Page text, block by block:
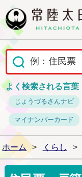
よく検索される言葉
じょうづるさんナビ
マイナンバーカード
ホーム > くらし >